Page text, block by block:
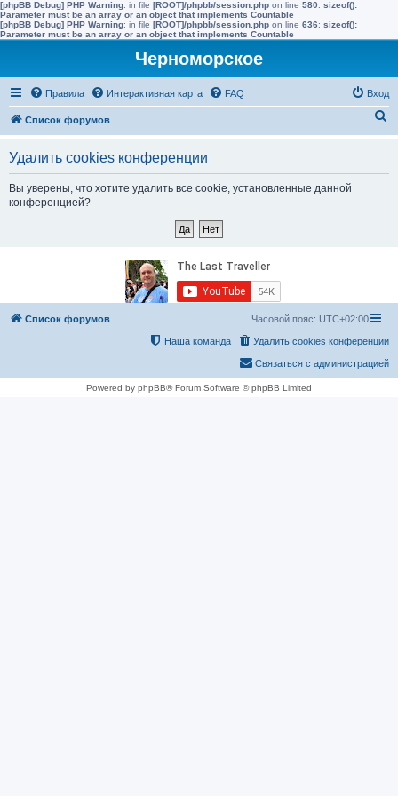
[phpBB Debug] PHP Warning: in file [ROOT]/phpbb/session.php on line 580: sizeof():
Parameter must be an array or an object that implements Countable
[phpBB Debug] PHP Warning: in file [ROOT]/phpbb/session.php on line 636: sizeof():
Parameter must be an array or an object that implements Countable
Черноморское
Правила Интерактивная карта FAQ Вход
Список форумов
Удалить cookies конференции
Вы уверены, что хотите удалить все cookie, установленные данной
конференцией?
Список форумов Часовой пояс: UTC+02:00
Удалить cookies конференции
Наша команда
Связаться с администрацией
Powered by phpBB® Forum Software © phpBB Limited